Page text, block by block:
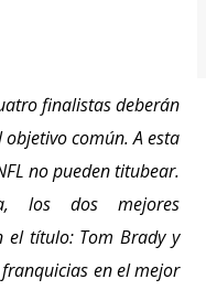
finalistas deberán
común. A esta
no pueden titubear.
los dos mejores
el título: Tom Brady y
en el mejor